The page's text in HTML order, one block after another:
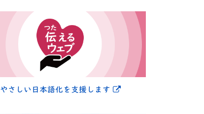
やさしい日本語化を支援します 別ウィンドウで開きま